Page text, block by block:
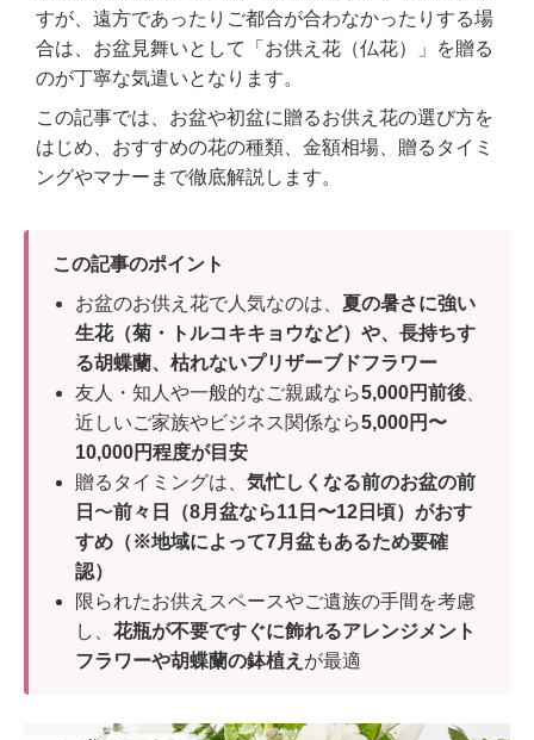
すが、遠方であったりご都合が合わなかったりする場
合は、お盆見舞いとして「お供え花（仏花）」を贈る
のが丁寧な気遣いとなります。
この記事では、お盆や初盆に贈るお供え花の選び方を
はじめ、おすすめの花の種類、金額相場、贈るタイミ
ングやマナーまで徹底解説します。
この記事のポイント
お盆のお供え花で人気なのは、夏の暑さに強い
生花（菊・トルコキキョウなど）や、長持ちす
る胡蝶蘭、枯れないプリザーブドフラワー
友人・知人や一般的なご親戚なら5,000円前後
近しいご家族やビジネス関係なら5,000円〜
10,000円程度が目安
贈るタイミングは、気忙しくなる前のお盆の前
日 〜前々日（8月盆なら11日〜12日頃）がおす
すめ（※地域によって7月盆もあるため要確
認）
限られたお供えスペースやご遺族の手間を考慮
し、花瓶が不要ですぐに飾れるアレンジメント
フラワーや胡蝶蘭の鉢植え が最適